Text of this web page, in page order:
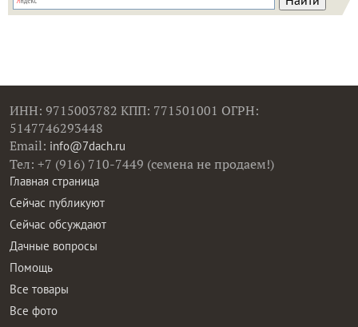
ИНН: 9715003782 КПП: 771501001 ОГРН:
5147746293448
Email: info@7dach.ru
Тел: +7 (916) 710-7449 (семена не продаем!)
Главная страница
Сейчас публикуют
Сейчас обсуждают
Дачные вопросы
Помощь
Все товары
Все фото